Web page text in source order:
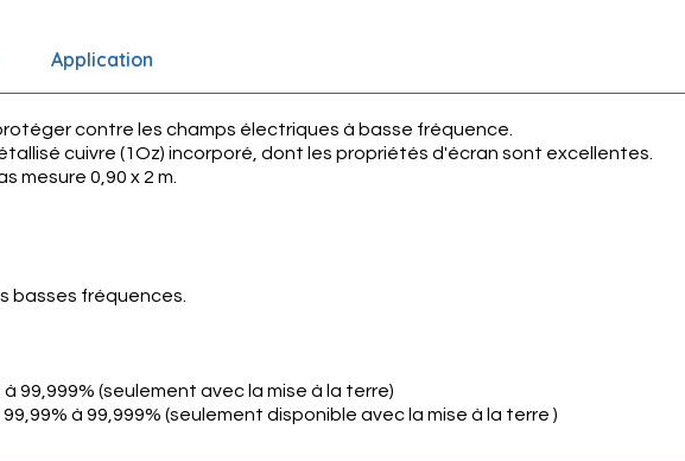
Application
contre les champs électriques à basse fréquence.
cuivre (1Oz) incorporé, dont les propriétés d'écran sont excellentes.
mesure 0,90 x 2 m.
basses fréquences.
99,999% (seulement avec la mise à la terre)
à 99,999% (seulement disponible avec la mise à la terre )